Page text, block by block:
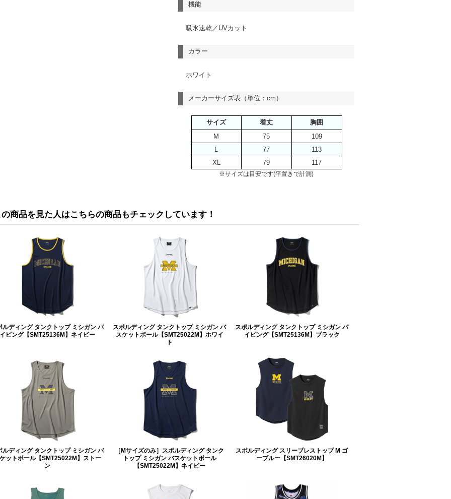
機能
吸水速乾／UVカット
カラー
ホワイト
メーカーサイズ表（単位：cm）
サイズ 着丈
胸囲
M
75
109
L
77
113
XL
79 117
※サイズは目安です(平置きで計測)
商品を見た人はこちらの商品もチェックしています！
ルディング タンクトップ ミシガン パ
ピング【SMT25136M】ネイビー
スポルディング タンクトップ ミシガン バ
スケットボール【SMT25022M】ホワイ
ト
スポルディング タンクトップ ミシガン パ
イピング【SMT25136M】ブラック
ルディング タンクトップ ミシガン バ
ットボール【SMT25022M】ストー
ン
［Mサイズのみ］スポルディング タンク
トップ ミシガン バスケットボール
【SMT25022M】ネイビー
スポルディング スリーブレストップ M ゴ
ーブルー【SMT26020M】